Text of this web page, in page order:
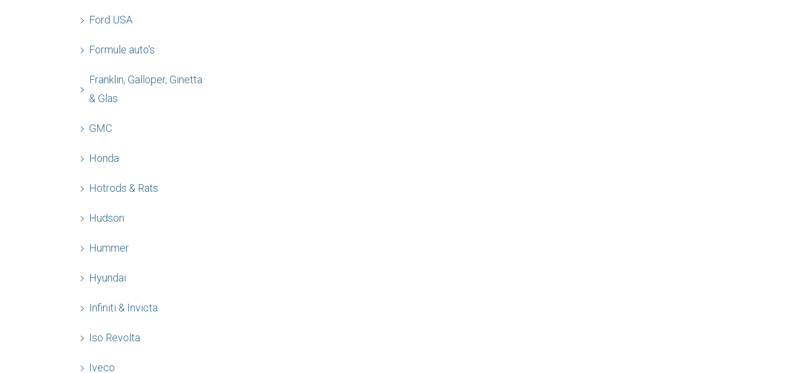
Ford USA
Formule auto's
Franklin, Galloper, Ginetta
& Glas
GMC
Honda
Hotrods & Rats
Hudson
Hummer
Hyundai
Infiniti & Invicta
Iso Revolta
Iveco